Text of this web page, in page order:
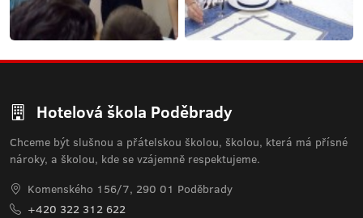
Hotelová škola Poděbrady
Chceme být slušnou a přátelskou školou, školou, která má přísné
nároky, a školou, kde se vzájemně respektujeme.
Komenského 156/7, 290 01 Poděbrady
+420 322 312 622